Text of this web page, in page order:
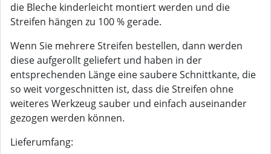
die Bleche kinderleicht montiert werden und die
Streifen hängen zu 100 % gerade.
Wenn Sie mehrere Streifen bestellen, dann werden
diese aufgerollt geliefert und haben in der
entsprechenden Länge eine saubere Schnittkante, die
so weit vorgeschnitten ist, dass die Streifen ohne
weiteres Werkzeug sauber und einfach auseinander
gezogen werden können.
Lieferumfang: